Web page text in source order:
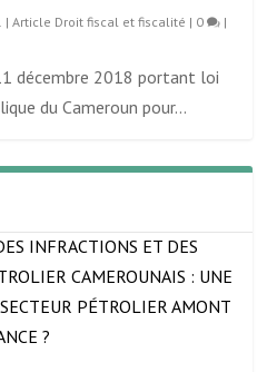
|Article Droit fiscal et fiscalité | 0 |
décembre 2018 portant loi
du Cameroun pour...